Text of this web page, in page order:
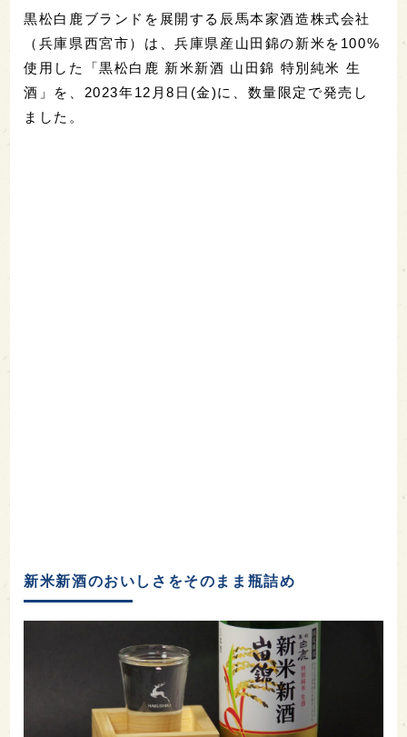
黒松白鹿ブランドを展開する辰馬本家酒造株式会社
（兵庫県西宮市）は、兵庫県産山田錦の新米を100%
使用した「黒松白鹿 新米新酒 山田錦 特別純米 生
酒」を、2023年12月8日(金)に、数量限定で発売し
ました。
新米新酒のおいしさをそのまま瓶詰め